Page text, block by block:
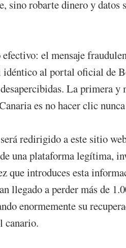
robarte dinero y datos
el mensaje
idéntico al portal oficial de
La primera
es no hacer clic
redirigido a este sitio
una plataforma legítima,
que introduces esta
llegado a perder más de
enormemente su
canario.